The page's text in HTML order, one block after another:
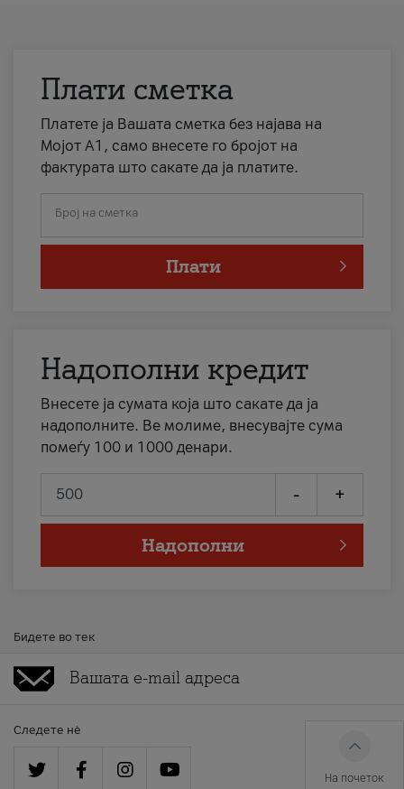
Плати сметка
Платете ја Вашата сметка без најава на
Мојот А1, само внесете го бројот на
фактурата што сакате да ја платите.
Број на сметка
Плати
Надополни кредит
Внесете ја сумата која што сакате да ја
надополните. Ве молиме, внесувајте сума
помеѓу 100 и 1000 денари.
- +
Надополни
Бидете во тек
Следете нè
На почеток